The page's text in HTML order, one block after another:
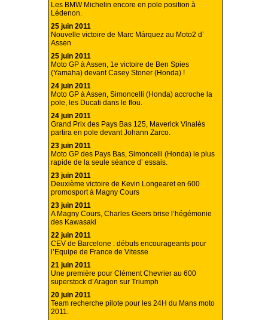
Les BMW Michelin encore en pole position à
Lédenon.
25 juin 2011
Nouvelle victoire de Marc Márquez au Moto2 d’
Assen
25 juin 2011
Moto GP à Assen, 1e victoire de Ben Spies
(Yamaha) devant Casey Stoner (Honda) !
24 juin 2011
Moto GP à Assen, Simoncelli (Honda) accroche la
pole, les Ducati dans le flou.
24 juin 2011
Grand Prix des Pays Bas 125, Maverick Vinalès
partira en pole devant Johann Zarco.
23 juin 2011
Moto GP des Pays Bas, Simoncelli (Honda) le plus
rapide de la seule séance d’ essais.
23 juin 2011
Deuxième victoire de Kevin Longearet en 600
promosport à Magny Cours
23 juin 2011
A Magny Cours, Charles Geers brise l’hégémonie
des Kawasaki
22 juin 2011
CEV de Barcelone : débuts encourageants pour
l’Equipe de France de Vitesse
21 juin 2011
Une première pour Clément Chevrier au 600
superstock d’Aragon sur Triumph
20 juin 2011
Team recherche pilote pour les 24H du Mans moto
2011.